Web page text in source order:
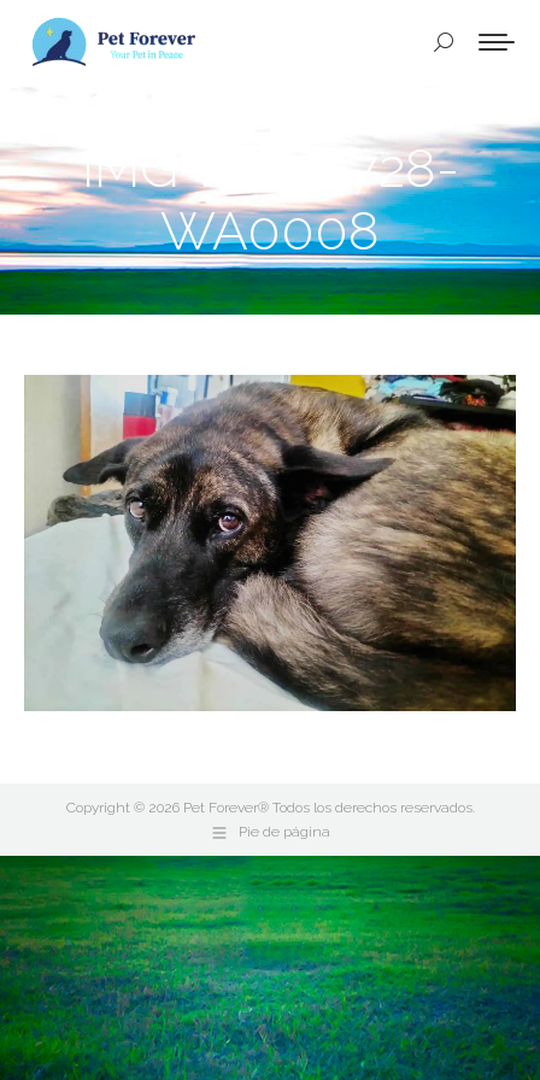
Buscar:
IMG-20250728-
WA0008
Copyright © 2026 Pet Forever® Todos los derechos reservados.
Pie de página